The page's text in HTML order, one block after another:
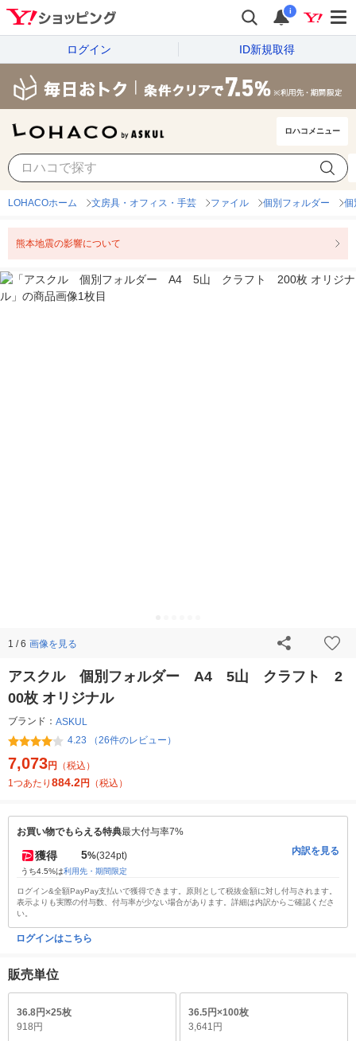
i
ログイン ID新規取得
ロハコメニュー
LOHACOホーム 文房具・オフィス・手芸 ファイル 個別フォルダー 個
熊本地震の影響について
1 / 6 画像を見る
アスクル 個別フォルダー A4 5山 クラフト 2
00枚 オリジナル
ブランド： ASKUL
4.23 （26件のレビュー）
7,073円
（税込）
1つあたり 884.2円 （税込）
お買い物でもらえる特典最大付与率7%
獲得 5%(324pt)
うち4.5%は利用先・期間限定
内訳を見る
ログイン&全額PayPay支払いで獲得できます。原則として税抜金額に対し付与されます。
表示よりも実際の付与数、付与率が少ない場合があります。詳細は内訳からご確認くださ
い。
ログインはこちら
販売単位
36.8円×25枚
918円
36.5円×100枚
3,641円